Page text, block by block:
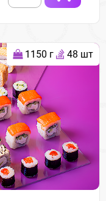
1150 г 48 шт